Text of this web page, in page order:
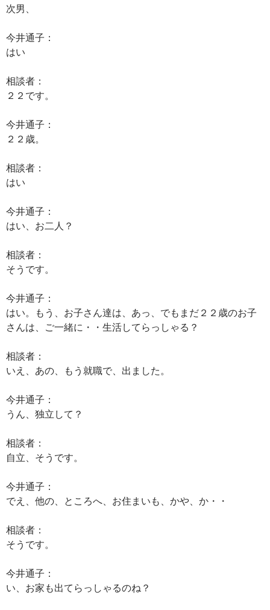
次男、
今井通子：
はい
相談者：
２２です。
今井通子：
２２歳。
相談者：
はい
今井通子：
はい、お二人？
相談者：
そうです。
今井通子：
はい。もう、お子さん達は、あっ、でもまだ２２歳のお子
さんは、ご一緒に・・生活してらっしゃる？
相談者：
いえ、あの、もう就職で、出ました。
今井通子：
うん、独立して？
相談者：
自立、そうです。
今井通子：
でえ、他の、ところへ、お住まいも、かや、か・・
相談者：
そうです。
今井通子：
い、お家も出てらっしゃるのね？